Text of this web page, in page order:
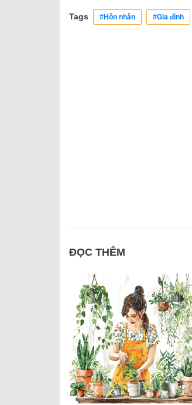
Tags #Hôn nhân #Gia đình
ĐỌC THÊM